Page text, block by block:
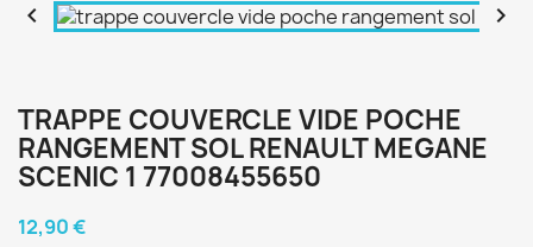
 
TRAPPE COUVERCLE VIDE POCHE
RANGEMENT SOL RENAULT MEGANE
SCENIC 1 77008455650
12,90 €